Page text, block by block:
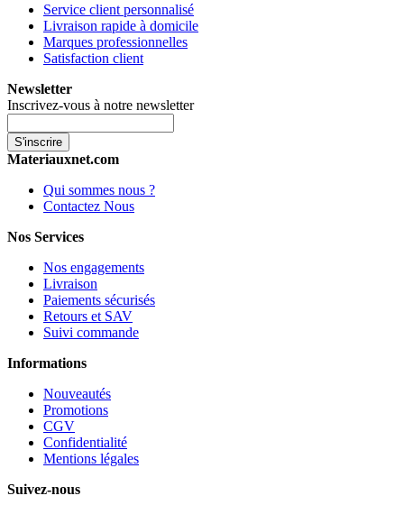
Service client personnalisé
Livraison rapide à domicile
Marques professionnelles
Satisfaction client
Newsletter
Inscrivez-vous à notre newsletter
S'inscrire
Materiauxnet.com
Qui sommes nous ?
Contactez Nous
Nos Services
Nos engagements
Livraison
Paiements sécurisés
Retours et SAV
Suivi commande
Informations
Nouveautés
Promotions
CGV
Confidentialité
Mentions légales
Suivez-nous